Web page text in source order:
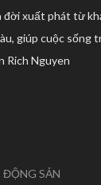
đời xuất phát từ
giúp cuộc sống
Rich Nguyen
SẢN